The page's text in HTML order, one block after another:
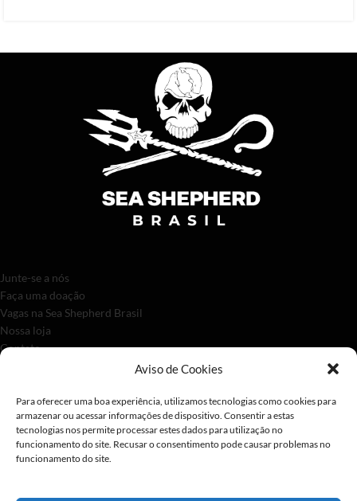
Aviso de Cookies
Para oferecer uma boa experiência, utilizamos tecnologias como cookies para
armazenar ou acessar informações de dispositivo. Consentir a estas
tecnologias nos permite processar estes dados para utilização no
funcionamento do site. Recusar o consentimento pode causar problemas no
funcionamento do site.
Junte-se a nós
Faça uma doação
Vagas na Sea Shepherd Brasil
Nossa loja
Contato